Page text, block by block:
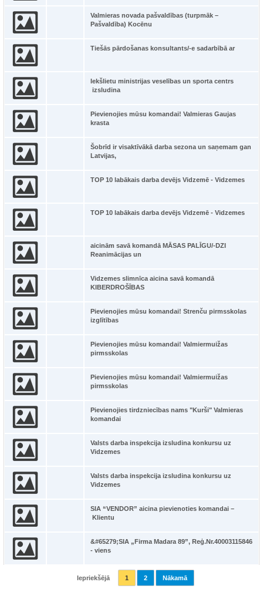
Valmieras novada pašvaldības (turpmāk –
Pašvaldība) Kocēnu
Tiešās pārdošanas konsultants/-e sadarbībā ar
Iekšlietu ministrijas veselības un sporta centrs
izsludina
Pievienojies mūsu komandai! Valmieras Gaujas
krasta
Šobrīd ir visaktīvākā darba sezona un saņemam gan
Latvijas,
TOP 10 labākais darba devējs Vidzemē - Vidzemes
TOP 10 labākais darba devējs Vidzemē - Vidzemes
aicinām savā komandā MĀSAS PALĪGU/-DZI
Reanimācijas un
Vidzemes slimnīca aicina savā komandā
KIBERDROŠĪBAS
Pievienojies mūsu komandai! Strenču pirmsskolas
izglītības
Pievienojies mūsu komandai! Valmiermuižas
pirmsskolas
Pievienojies mūsu komandai! Valmiermuižas
pirmsskolas
Pievienojies tirdzniecības nams "Kurši" Valmieras
komandai
Valsts darba inspekcija izsludina konkursu uz
Vidzemes
Valsts darba inspekcija izsludina konkursu uz
Vidzemes
SIA “VENDOR” aicina pievienoties komandai –
Klientu
&#65279;SIA „Firma Madara 89”, Reģ.Nr.40003115846
- viens
Iepriekšējā 1 2 Nākamā